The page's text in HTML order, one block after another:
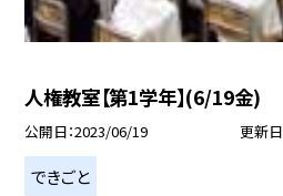
人権教室【第1学年】(6/19金)
公開日 2023/06/19 更新日
できごと